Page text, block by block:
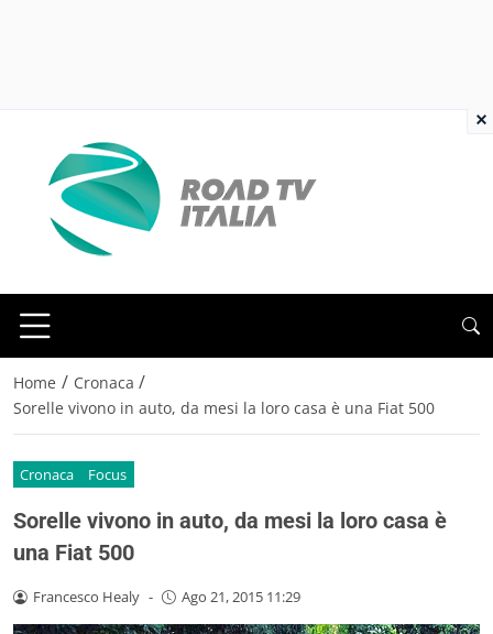
Home / Cronaca /
Sorelle vivono in auto, da mesi la loro casa è una Fiat 500
Cronaca Focus
Sorelle vivono in auto, da mesi la loro casa è
una Fiat 500
Francesco Healy - Ago 21, 2015 11:29
×